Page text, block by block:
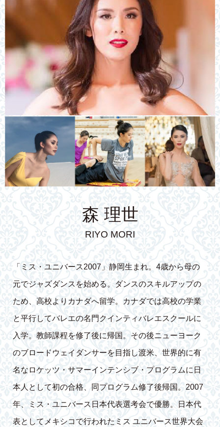
森 理世
RIYO MORI
「ミス・ユニバース2007」静岡生まれ。4歳から母の
元でジャズダンスを始める。ダンスのスキルアップの
ため、高校よりカナダへ留学。カナダでは高校の学業
と平行してバレエの名門クインティバレエスクールに
入学。教師課程を修了後に帰国。その後ニューヨーク
のブロードウェイダンサーを目指し渡米、世界的に有
名なロケッツ・サマーインテンシブ・プログラムに日
本人として初の合格、同プログラム修了後帰国。2007
年、ミス・ユニバース日本代表選考会で優勝。日本代
表としてメキシコで行われたミス ユニバース世界大会